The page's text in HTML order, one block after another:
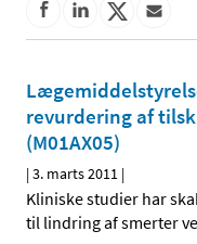
revurdering af
(M01AX05)
|3. marts 2011 |
Kliniske studier har
til lindring af smerter